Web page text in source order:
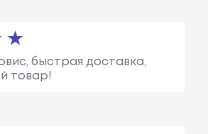
быстрая доставка,
товар!